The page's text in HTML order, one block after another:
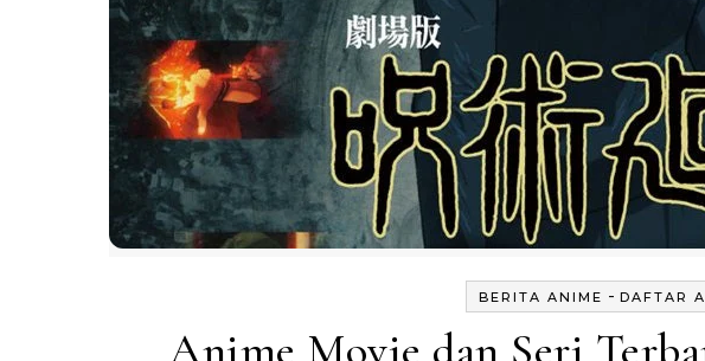
BERITA ANIME - DAFTAR